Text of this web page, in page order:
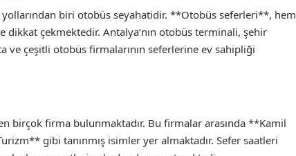
yollarından biri otobüs seyahatidir. **Otobüs seferleri**, hem
dikkat çekmektedir. Antalya’nın otobüs terminali, şehir
ve çeşitli otobüs firmalarının seferlerine ev sahipliği
birçok firma bulunmaktadır. Bu firmalar arasında **Kamil
gibi tanınmış isimler yer almaktadır. Sefer saatleri